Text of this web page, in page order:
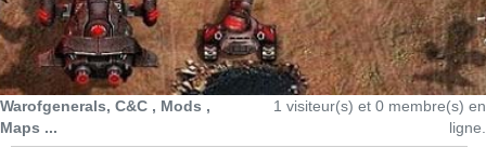
Warofgenerals, C&C , Mods ,
Maps ...
1 visiteur(s) et 0 membre(s) en
ligne.